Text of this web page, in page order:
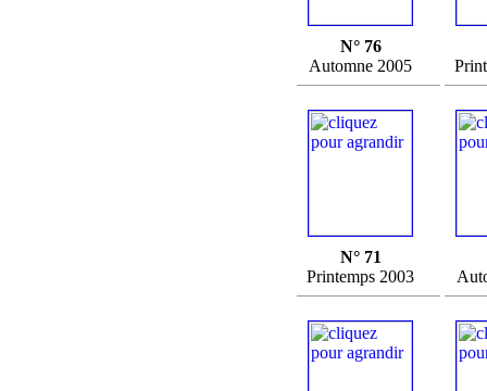
N° 76
Automne 2005
N° 71
Printemps 2003